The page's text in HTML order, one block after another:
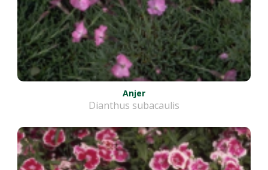
Anjer
Dianthus subacaulis